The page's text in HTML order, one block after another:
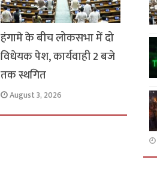
हंगामे के बीच लोकसभा में दो
विधेयक पेश, कार्यवाही 2 बजे
तक स्थगित
August 3, 2026